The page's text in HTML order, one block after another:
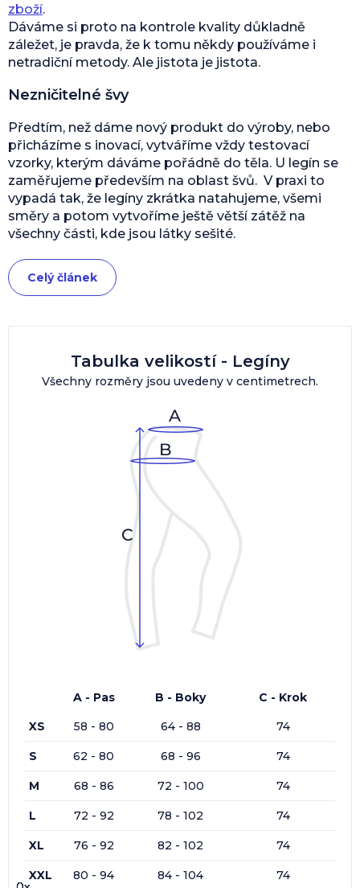
Tabulka velikostí - Legíny
Všechny rozměry jsou uvedeny v centimetrech.
A - Pas B - Boky
C - Krok
XS
58 - 80 64 - 88 74
S 62 - 80 68 - 96 74
M 68 - 86 72 - 100 74
L 72 - 92 78 - 102 74
XL 76 - 92 82 - 102 74
XXL 80 - 94 84 - 104 74
zboží.
Dáváme si proto na kontrole kvality důkladně
záležet, je pravda, že k tomu někdy používáme i
netradiční metody. Ale jistota je jistota.
Nezničitelné švy
Předtím, než dáme nový produkt do výroby, nebo
přicházíme s inovací, vytváříme vždy testovací
vzorky, kterým dáváme pořádně do těla. U legín se
zaměřujeme především na oblast švů. V praxi to
vypadá tak, že legíny zkrátka natahujeme, všemi
směry a potom vytvoříme ještě větší zátěž na
všechny části, kde jsou látky sešité.
Celý článek